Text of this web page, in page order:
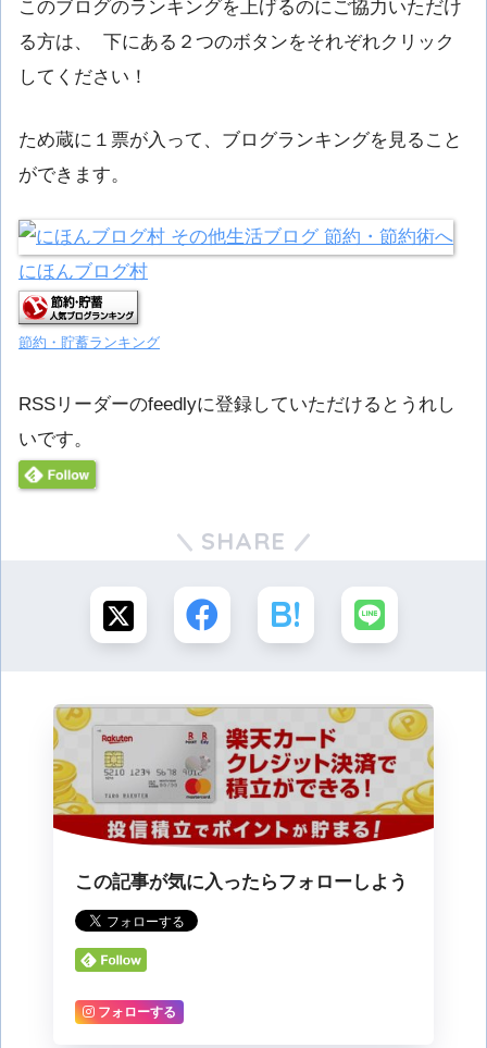
このブログのランキングを上げるのにご協力いただけ
る方は、 下にある２つのボタンをそれぞれクリック
してください！
ため蔵に１票が入って、ブログランキングを見ること
ができます。
にほんブログ村
節約・貯蓄ランキング
RSSリーダーのfeedlyに登録していただけるとうれし
いです。
SHARE
この記事が気に入ったらフォローしよう
フォローする